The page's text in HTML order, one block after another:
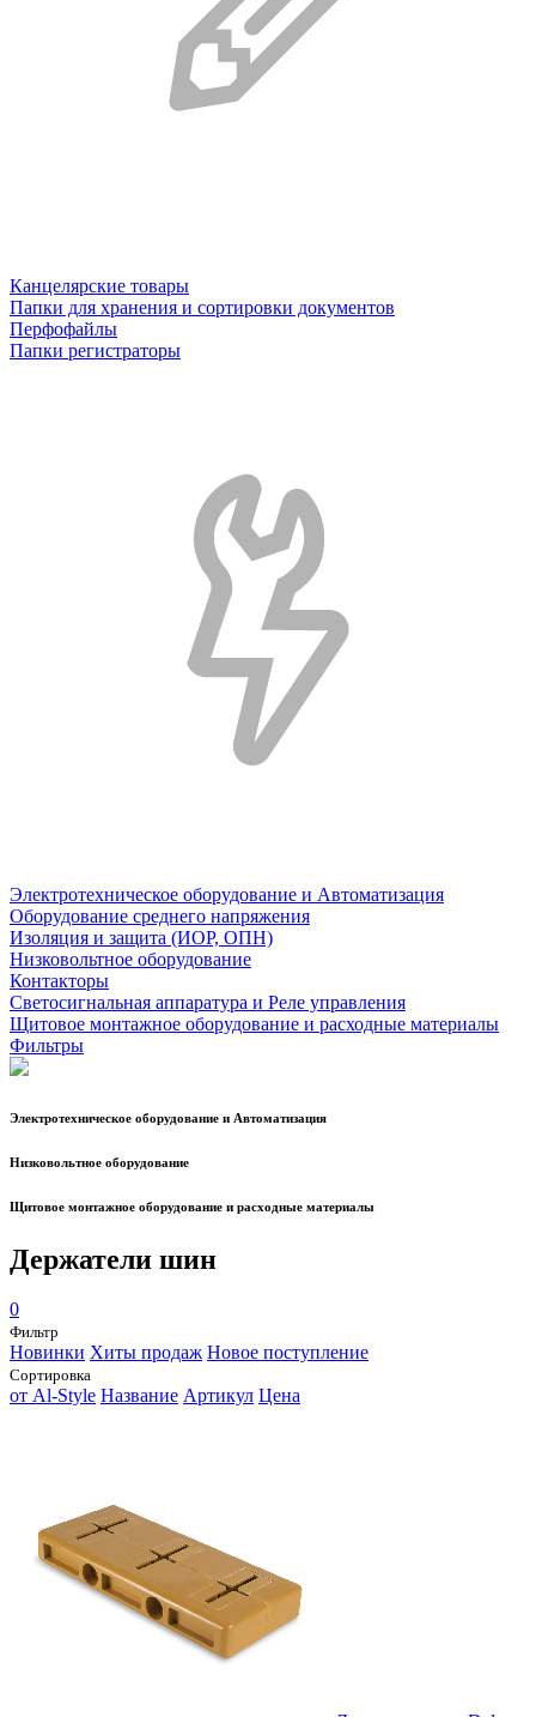
Канцелярские товары
Папки для хранения и сортировки документов
Перфофайлы
Папки регистраторы
Электротехническое оборудование и Автоматизация
Оборудование среднего напряжения
Изоляция и защита (ИОР, ОПН)
Низковольтное оборудование
Контакторы
Светосигнальная аппаратура и Реле управления
Щитовое монтажное оборудование и расходные материалы
Фильтры
Электротехническое оборудование и Автоматизация
Низковольтное оборудование
Щитовое монтажное оборудование и расходные материалы
Держатели шин
0
Фильтр
Новинки Хиты продаж Новое поступление
Сортировка
от Al-Style Название Артикул Цена